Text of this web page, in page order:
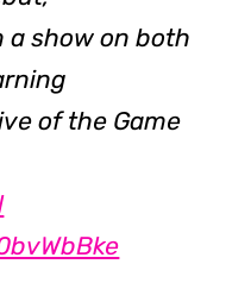
a show on both
of the Game